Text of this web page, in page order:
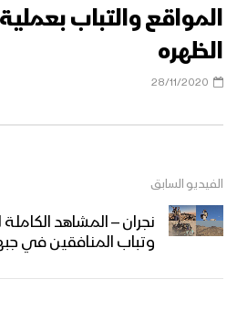
المواقع والتباب
الظهره
28/11/2020
الفيديو السابق
نجران – المشاهد
وتباب المنافقين في